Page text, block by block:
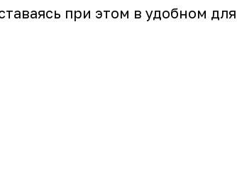
при этом в удобном для